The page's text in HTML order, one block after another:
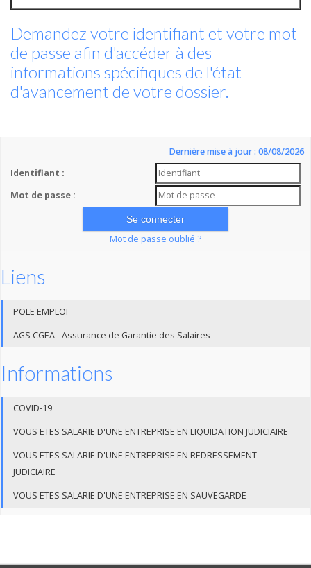
Demandez votre identifiant et votre mot
de passe afin d'accéder à des
informations spécifiques de l'état
d'avancement de votre dossier.
Dernière mise à jour : 08/08/2026
Identifiant :
Mot de passe :
Mot de passe oublié ?
Liens
POLE EMPLOI
AGS CGEA - Assurance de Garantie des Salaires
Informations
COVID-19
VOUS ETES SALARIE D'UNE ENTREPRISE EN LIQUIDATION JUDICIAIRE
VOUS ETES SALARIE D'UNE ENTREPRISE EN REDRESSEMENT
JUDICIAIRE
VOUS ETES SALARIE D'UNE ENTREPRISE EN SAUVEGARDE